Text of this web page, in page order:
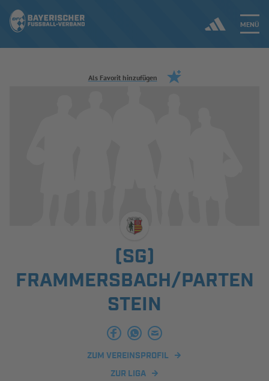
MENÜ
Jetzt einloggen
INFOTHEK SPIELPLUS
Als Favorit hinzufügen
(SG)
FRAMMERSBACH/PARTEN
STEIN
ZUM VEREINSPROFIL
ZUR LIGA